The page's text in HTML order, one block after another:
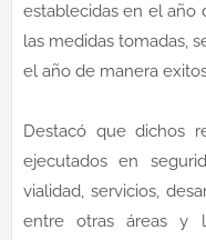
establecidas en el año
las medidas tomadas,
el año de manera
Destacó que dichos
ejecutados en
vialidad, servicios,
entre otras áreas y